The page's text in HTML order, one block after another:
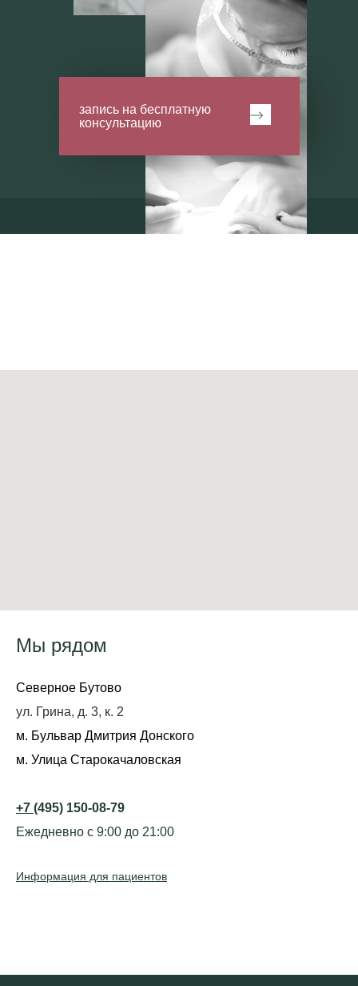
запись на бесплатную
консультацию
Мы рядом
Северное Бутово
ул. Грина, д. 3, к. 2
м. Бульвар Дмитрия Донского
м. Улица Старокачаловская
+7 (495) 150-08-79
Ежедневно с 9:00 до 21:00
Информация для пациентов